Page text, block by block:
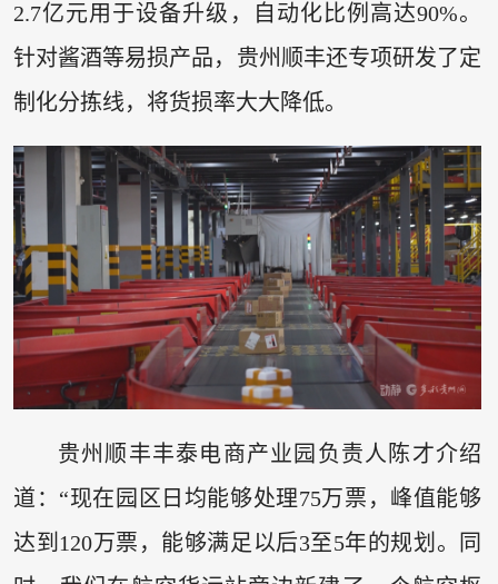
2.7亿元用于设备升级，自动化比例高达90%。
针对酱酒等易损产品，贵州顺丰还专项研发了定
制化分拣线，将货损率大大降低。
贵州顺丰丰泰电商产业园负责人陈才介绍
道：“现在园区日均能够处理75万票，峰值能够
达到120万票，能够满足以后3至5年的规划。同